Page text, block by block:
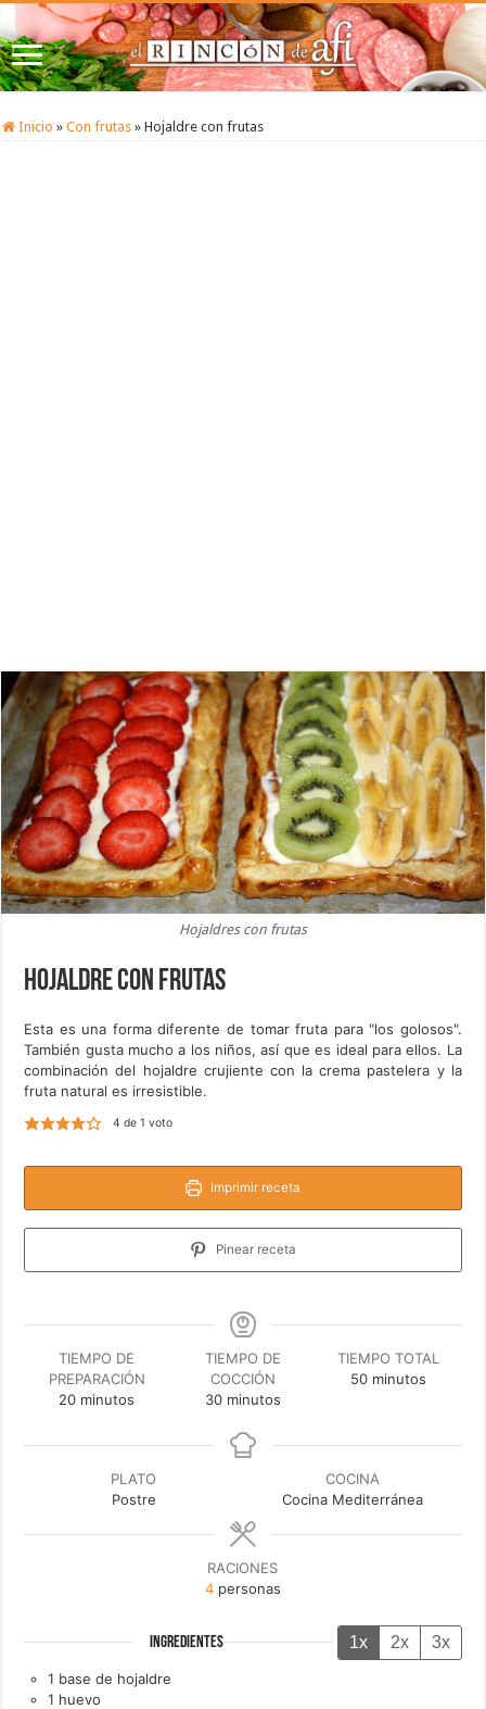
Inicio » Con frutas » Hojaldre con frutas
Hojaldres con frutas
Hojaldre con frutas
Esta es una forma diferente de tomar fruta para "los golosos".
También gusta mucho a los niños, así que es ideal para ellos. La
combinación del hojaldre crujiente con la crema pastelera y la
fruta natural es irresistible.
4 de 1 voto
Imprimir receta
Pinear receta
TIEMPO DE
PREPARACIÓN
20minutos
minutos
TIEMPO DE
COCCIÓN
30minutos
minutos
TIEMPO TOTAL
50minutos
minutos
PLATO
Postre
COCINA
Cocina Mediterránea
RACIONES
4 personas
INGREDIENTES 1x 2x 3x
1 base de hojaldre
1 huevo